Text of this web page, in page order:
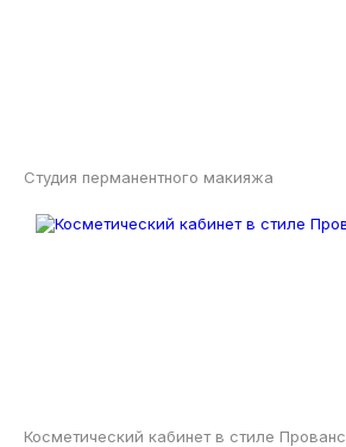
Студия перманентного макияжа
Косметический кабинет в стиле Прованс